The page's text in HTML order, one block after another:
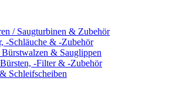
/ Saugturbinen & Zubehör
-Schläuche & -Zubehör
& Sauglippen
-Filter & -Zubehör
Schleifscheiben